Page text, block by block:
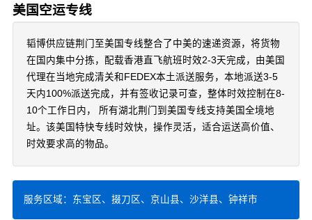
美国空运专线
韬博供应链荆门至美国专线整合了中美的速递资源，将货物
在国内集中分拣，配载香港直飞航班时效2-3天完成，由美国
代理在当地完成清关和FEDEX本土派送服务，本地派送3-5
天内100%派送完成，并有签收记录可查，整体时效控制在8-
10个工作日内， 所有湖北荆门到美国专线支持美国全境地
址。该美国特快专线时效快，操作灵活，适合运送高价值、
时效要求高的物品。
服务区域：东宝区、掇刀区、京山县、沙洋县、钟祥市